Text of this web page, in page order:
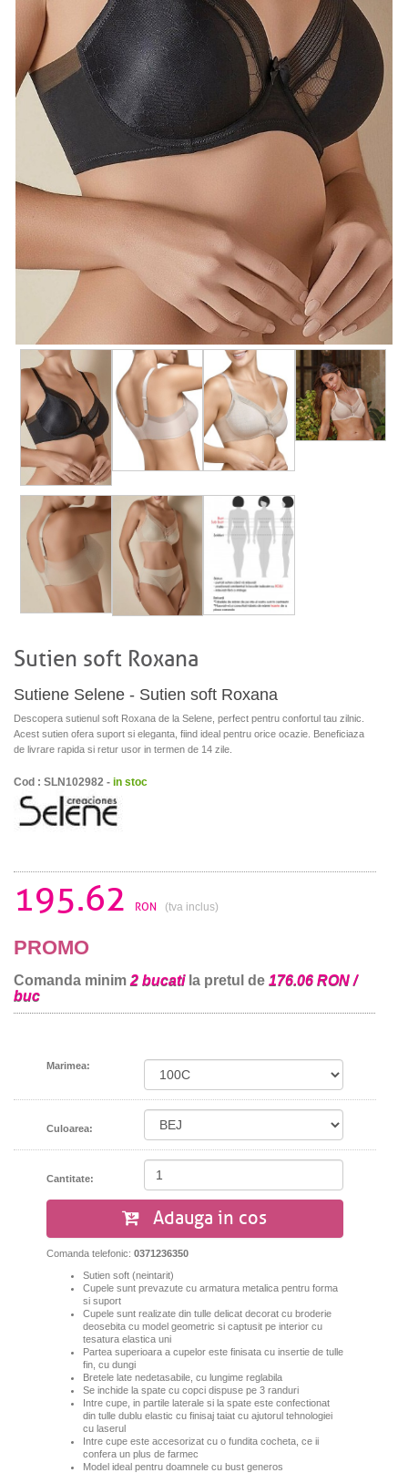
Sutien soft Roxana
Sutiene Selene - Sutien soft Roxana
Descopera sutienul soft Roxana de la Selene, perfect pentru confortul tau zilnic.
Acest sutien ofera suport si eleganta, fiind ideal pentru orice ocazie. Beneficiaza
de livrare rapida si retur usor in termen de 14 zile.
Cod : SLN102982 - in stoc
195.62 RON (tva inclus)
PROMO
Comanda minim 2 bucatila pretul de 176.06 RON /
buc
Marimea:
Culoarea:
Cantitate:
Adauga in cos
Comanda telefonic: 0371236350
Sutien soft (neintarit)
Cupele sunt prevazute cu armatura metalica pentru forma
si suport
Cupele sunt realizate din tulle delicat decorat cu broderie
deosebita cu model geometric si captusit pe interior cu
tesatura elastica uni
Partea superioara a cupelor este finisata cu insertie de tulle
fin, cu dungi
Bretele late nedetasabile, cu lungime reglabila
Se inchide la spate cu copci dispuse pe 3 randuri
Intre cupe, in partile laterale si la spate este confectionat
din tulle dublu elastic cu finisaj taiat cu ajutorul tehnologiei
cu laserul
Intre cupe este accesorizat cu o fundita cocheta, ce ii
confera un plus de farmec
Model ideal pentru doamnele cu bust generos